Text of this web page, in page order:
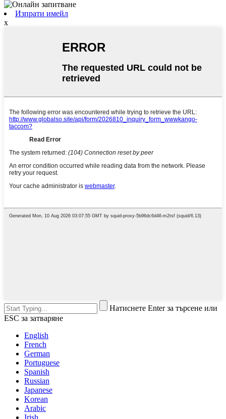
Изпрати имейл
x
Натиснете Enter за търсене или
ESC за затваряне
English
French
German
Portuguese
Spanish
Russian
Japanese
Korean
Arabic
Irish